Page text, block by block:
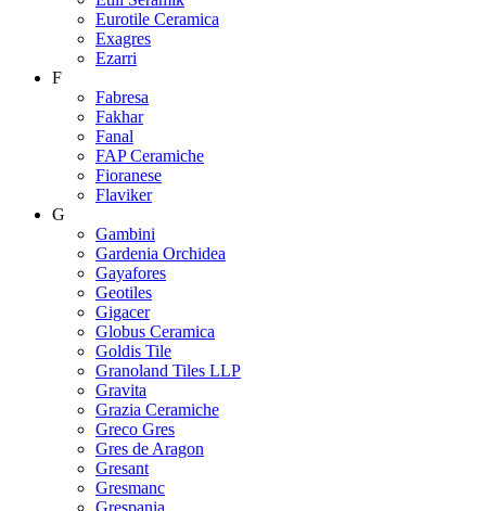
Eurotile Ceramica
Exagres
Ezarri
F
Fabresa
Fakhar
Fanal
FAP Ceramiche
Fioranese
Flaviker
G
Gambini
Gardenia Orchidea
Gayafores
Geotiles
Gigacer
Globus Ceramica
Goldis Tile
Granoland Tiles LLP
Gravita
Grazia Ceramiche
Greco Gres
Gres de Aragon
Gresant
Gresmanc
Grespania